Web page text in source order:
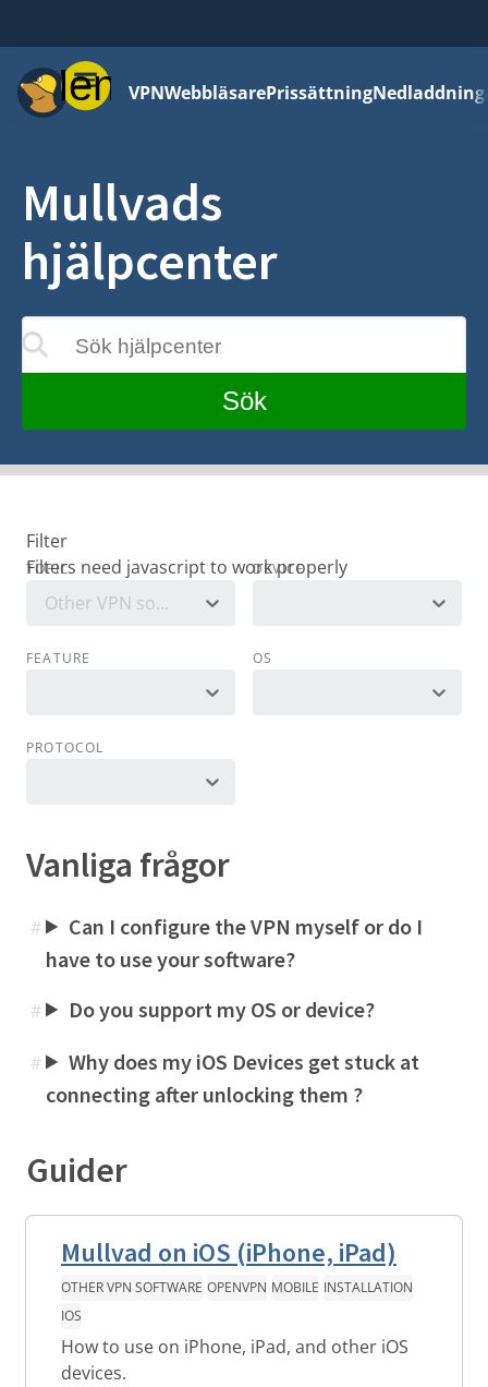
MenyVPNWebbläsarePrissättning
Mullvads
hjälpcenter
Sök hjälpcenter
medan du skriver
Sök
Filter
TOPIC
Other VPN software
DEVICE
FEATURE OS
PROTOCOL
Vanliga frågor
#
Can I configure the VPN myself or do I
have to use your software?
# Do you support my OS or device?
#
Why does my iOS Devices get stuck at
connecting after unlocking them ?
Guider
Mullvad on iOS (iPhone, iPad)
OTHER VPN SOFTWARE OPENVPN MOBILE INSTALLATION
IOS
How to use on iPhone, iPad, and other iOS
devices.